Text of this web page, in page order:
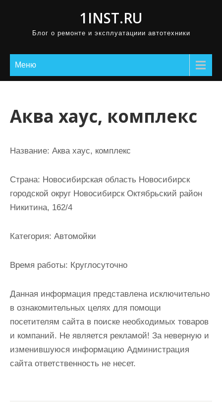
1INST.RU
Блог о ремонте и эксплуатациии автотехники
Меню
Аква хаус, комплекс
Название: Аква хаус, комплекс
Страна: Новосибирская область Новосибирск
городской округ Новосибирск Октябрьский район
Никитина, 162/4
Категория: Автомойки
Время работы: Круглосуточно
Данная информация представлена исключительно
в ознакомительных целях для помощи
посетителям сайта в поиске необходимых товаров
и компаний. Не является рекламой! За неверную и
изменившуюся информацию Администрация
сайта ответственность не несет.